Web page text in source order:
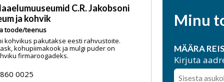
Minu
MÄÄRA
Kirjuta
C.R. Jakobsoni
ja kohvik
toode/teenus
kohvikus pakutakse eesti rahvustoite.
kohupiimakook ja mulgi puder on
firmaroogadeks.
0025